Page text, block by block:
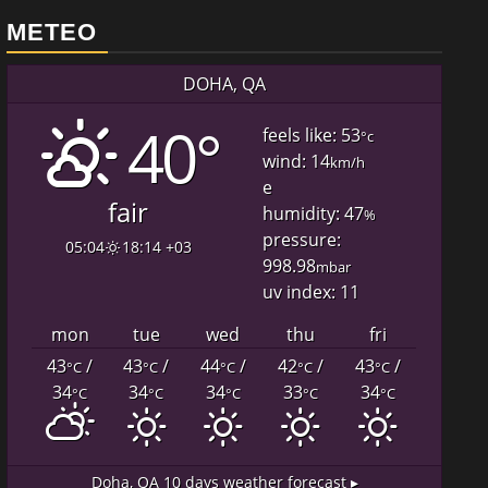
METEO
DOHA, QA
40°
fair
05:04 18:14 +03
feels like: 53°c
wind: 14km/h
e
humidity: 47%
pressure:
998.98mbar
uv index: 11
mon
tue wed thu
fri
43°C/
34°C
43°C/
34°C
44°C/
34°C
42°C/
33°C
43°C/
34°C
Doha, QA10 days weather forecast ▸